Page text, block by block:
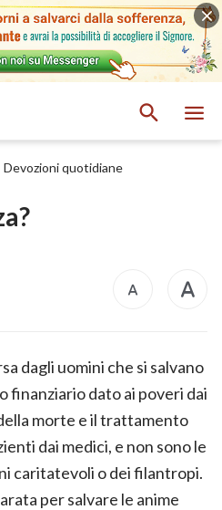
Devozioni quotidiane
dagli uomini che si salvano
finanziario dato ai poveri dai
morte e il trattamento
dai medici, e non sono le
caritatevoli o dei filantropi.
per salvare le anime